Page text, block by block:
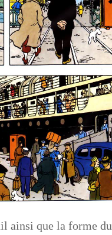
ainsi que la forme du